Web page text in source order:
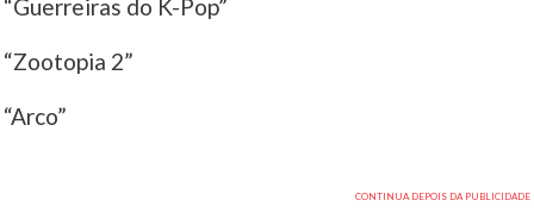
“Guerreiras do K-Pop”
“Zootopia 2”
“Arco”